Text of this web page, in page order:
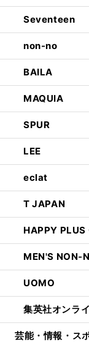
Seventeen
non-no
BAILA
MAQUIA
SPUR
LEE
eclat
T JAPAN
HAPPY PLUS
MEN'S NON-
UOMO
集英社オンラ
芸能・情報・ス